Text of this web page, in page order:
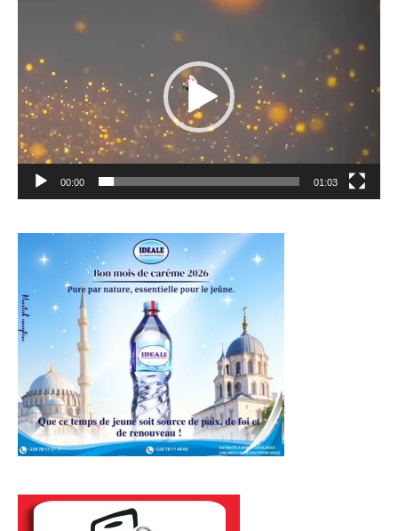
00:00 01:03